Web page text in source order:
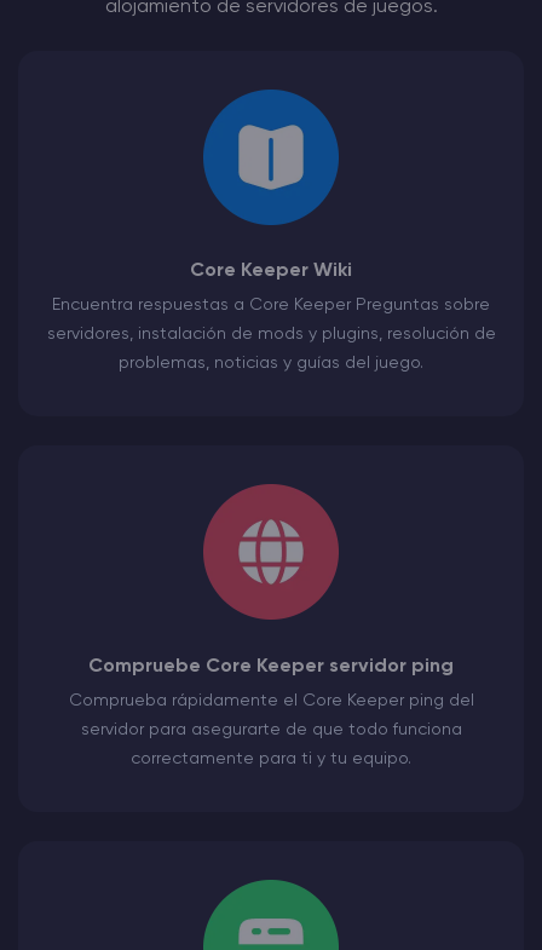
alojamiento de servidores de juegos.
Core Keeper Wiki
Encuentra respuestas a Core Keeper Preguntas sobre
servidores, instalación de mods y plugins, resolución de
problemas, noticias y guías del juego.
Compruebe Core Keeper servidor ping
Comprueba rápidamente el Core Keeper ping del
servidor para asegurarte de que todo funciona
correctamente para ti y tu equipo.